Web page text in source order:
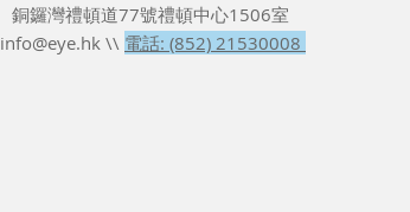
銅鑼灣禮頓道77號禮頓中心1506室
info@eye.hk \\ 電話: (852) 21530008